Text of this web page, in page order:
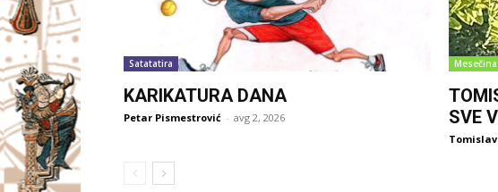
Satatatira
KARIKATURA DANA
Petar Pismestrović - avg 2, 2026
Mesečina
SVE